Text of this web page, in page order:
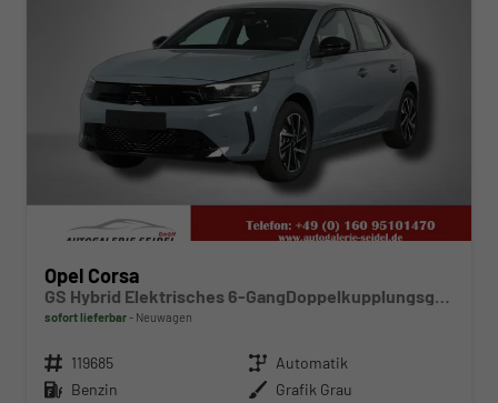
Opel Corsa
sofort lieferbar Neuwagen
Fahrzeugnr. 119685 Getriebe Automatik
Kraftstoff Benzin Außenfarbe Grafik Grau